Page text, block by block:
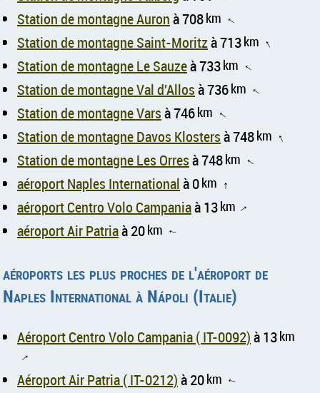
Station de montagne Auronà 708km ↑
Station de montagne Saint-Moritzà 713km ↑
Station de montagne Le Sauzeà 733km ↑
Station de montagne Val d'Allosà 736km ↑
Station de montagne Varsà 746km ↑
Station de montagne Davos Klostersà 748km ↑
Station de montagne Les Orresà 748km ↑
aéroport Naples Internationalà 0km ↑
aéroport Centro Volo Campaniaà 13km ↑
aéroport Air Patriaà 20km ↑
aéroports les plus proches de l'aéroport de
Naples International à Nápoli (Italie)
Aéroport Centro Volo Campania ( IT-0092)à 13km
↑
Aéroport Air Patria ( IT-0212)à 20km ↑